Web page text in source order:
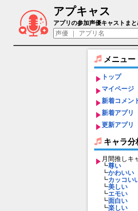
アプキャス
野正レイ（声優：稲
アプリの参加声優キャストま
メニュー
トップ
マイページ
新着コメン
新着アプリ
更新アプリ
キャラ分
月間推しキ
┗尊い
┗かわいい
┗カッコい
┗美しい
┗エモい
┗面白い
┗楽しい